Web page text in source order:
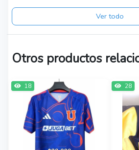
Ver todo
Otros productos
18 28